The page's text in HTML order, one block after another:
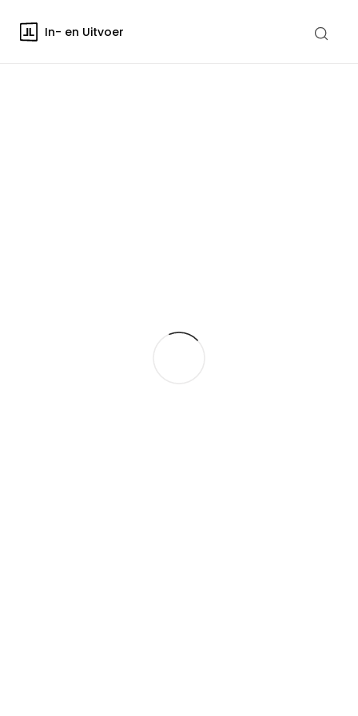
In- en Uitvoer